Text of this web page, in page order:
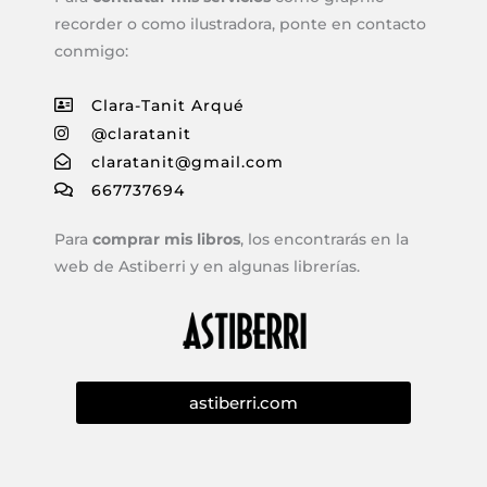
recorder o como ilustradora, ponte en contacto
conmigo:
Clara-Tanit Arqué
@claratanit
claratanit@gmail.com
667737694
Para comprar mis libros, los encontrarás en la
web de Astiberri y en algunas librerías.
astiberri.com